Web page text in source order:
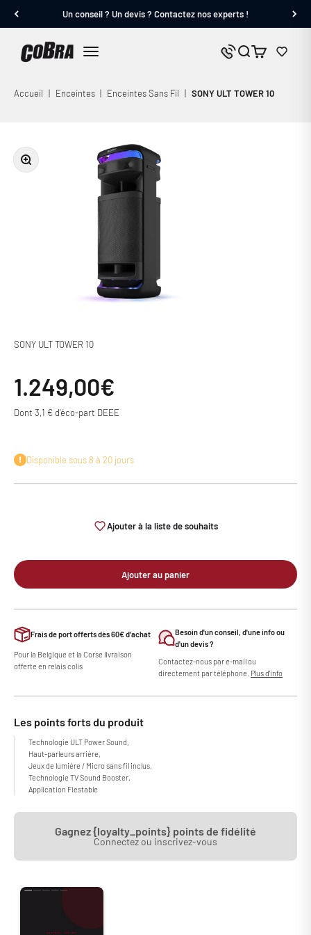
Un conseil ? Un devis ? Contactez nos experts !
Cobra.fr
Nous contacter
Panier
Accueil | Enceintes | Enceintes Sans Fil | SONY ULT TOWER 10
Zoomer sur l'image
SONY ULT TOWER 10
Prix de vente
1.249,00€
Dont 3,1 € d'éco-part DEEE
Disponible sous 8 à 20 jours
Ajouter à la liste de souhaits
Ajouter au panier
Frais de port offerts dès 60€ d'achat
Pour la Belgique et la Corse livraison
offerte en relais colis
Besoin d'un conseil, d'une info ou
d'un devis ?
Contactez-nous par e-mail ou
directement par téléphone. Plus d'info
Les points forts du produit
Technologie ULT Power Sound,
Haut-parleurs arrière,
Jeux de lumière / Micro sans fil inclus,
Technologie TV Sound Booster,
Application Fiestable
Gagnez {loyalty_points} points de fidélité
Connectez ou inscrivez-vous